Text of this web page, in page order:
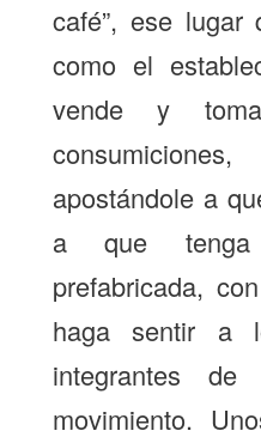
café”, ese
como el
vende y
apostándole a
a que tenga
prefabricada,
haga sentir a
integrantes
movimiento.